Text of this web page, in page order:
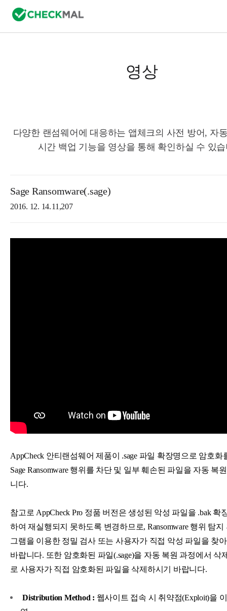
영상
다양한 랜섬웨어에 대응하는 앱체크의 사전 방어, 자
시간 백업 기능을 영상을 통해 확인하실 수 있
Sage Ransomware(.sage)
2016. 12. 14.11,207
AppCheck 안티랜섬웨어 제품이 .sage 파일 확장명으로 암호화
Sage Ransomware 행위를 차단 및 일부 훼손된 파일을 자동 복
니다.
참고로 AppCheck Pro 정품 버전은 생성된 악성 파일을 .bak 확
하여 재실행되지 못하도록 변경하므로, Ransomware 행위 탐지
그램을 이용한 정밀 검사 또는 사용자가 직접 악성 파일을 찾
바랍니다. 또한 암호화된 파일(.sage)을 자동 복원 과정에서 삭
로 사용자가 직접 암호화된 파일을 삭제하시기 바랍니다.
Distribution Method : 웹사이트 접속 시 취약점(Exploit)을